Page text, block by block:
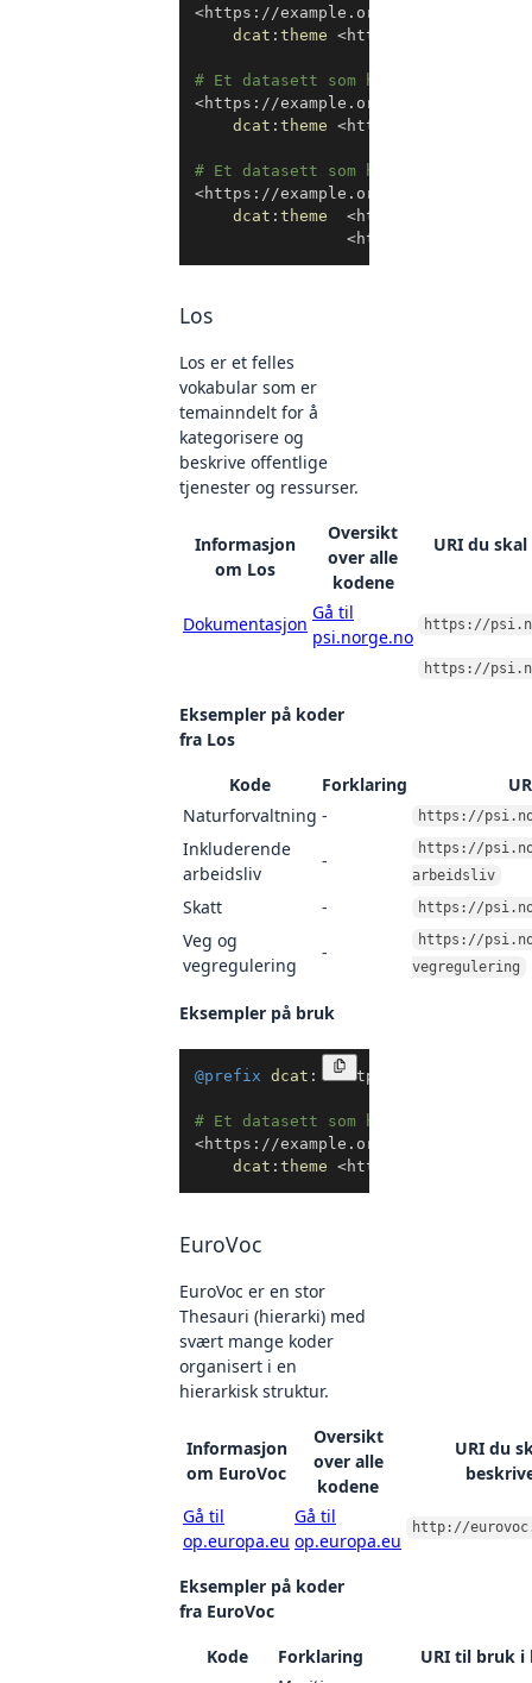
<https://example.org/datasett1
dcat : theme <http://
# Et datasett som handler om
<https://example.org/datasett2
dcat : theme <http://
# Et datasett som handler om
<https://example.org/datasett3
dcat : theme <http://
<http://
Los
Los er et felles
vokabular som er
temainndelt for å
kategorisere og
beskrive offentlige
tjenester og ressurser.
Informasjon
om Los
Oversikt
over alle
kodene
URI du
Dokumentasjon
Gå til
psi.norge.no
https://
https://
Eksempler på koder
fra Los
Kode
Forklaring
Naturforvaltning - https://
Inkluderende
arbeidsliv
-
https://
arbeidsliv
Skatt - https://
Veg og
vegregulering
-
https://
vegregulering
Eksempler på bruk
Kopier
@prefix dcat : <http://www.w3.org/
# Et datasett som har med skatt å
<https://example.org/datasett1
dcat : theme <https://
EuroVoc
EuroVoc er en stor
Thesauri (hierarki) med
svært mange koder
organisert i en
hierarkisk struktur.
Informasjon
om EuroVoc
Oversikt
over alle
kodene
URI du
Gå til
op.europa.eu
Gå til
op.europa.eu
http://
Eksempler på koder
fra EuroVoc
Kode
Forklaring
URI til bruk i